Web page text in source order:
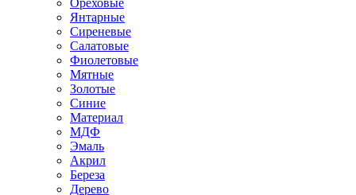
Ореховые
Янтарные
Сиреневые
Салатовые
Фиолетовые
Мятные
Золотые
Синие
Материал
МДФ
Эмаль
Акрил
Береза
Дерево